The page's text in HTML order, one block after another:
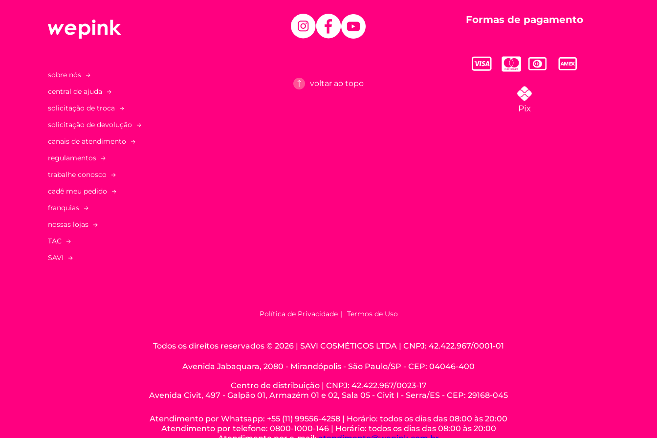
sobre nós
central de ajuda
solicitação de troca
solicitação de devolução
canais de atendimento
regulamentos
trabalhe conosco
cadê meu pedido
franquias
nossas lojas
TAC
SAVI
voltar ao topo
Formas de pagamento
Política de Privacidade Termos de Uso
Todos os direitos reservados © 2026 | SAVI COSMÉTICOS LTDA | CNPJ: 42.422.967/0001-01
Avenida Jabaquara, 2080 - Mirandópolis - São Paulo/SP - CEP: 04046-400
Centro de distribuição | CNPJ: 42.422.967/0023-17
Avenida Civit, 497 - Galpão 01, Armazém 01 e 02, Sala 05 - Civit I - Serra/ES - CEP: 29168-045
Atendimento por Whatsapp: +55 (11) 99556-4258 | Horário: todos os dias das 08:00 às 20:00
Atendimento por telefone: 0800-1000-146 | Horário: todos os dias das 08:00 às 20:00